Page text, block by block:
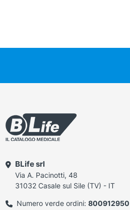
BLife srl
Via A. Pacinotti, 48
31032 Casale sul Sile (TV) - IT
Numero verde ordini: 800912950